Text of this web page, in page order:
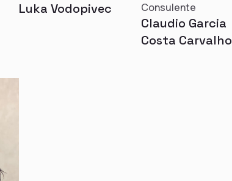
Luka Vodopivec Consulente
Claudio Garcia
Costa Carvalho